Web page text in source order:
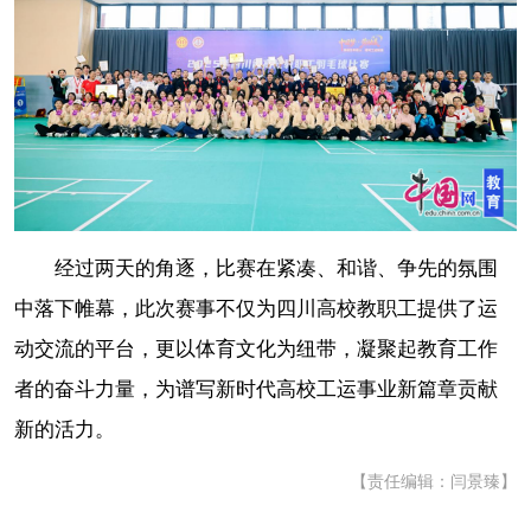
经过两天的角逐，比赛在紧凑、和谐、争先的氛围
中落下帷幕，此次赛事不仅为四川高校教职工提供了运
动交流的平台，更以体育文化为纽带，凝聚起教育工作
者的奋斗力量，为谱写新时代高校工运事业新篇章贡献
新的活力。
【责任编辑：闫景臻】